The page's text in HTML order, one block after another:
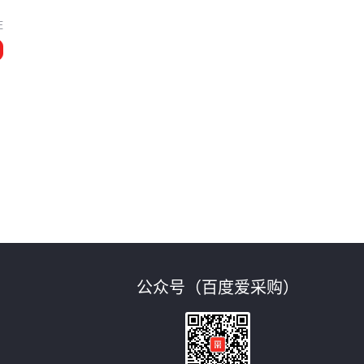
公众号（百度爱采购）